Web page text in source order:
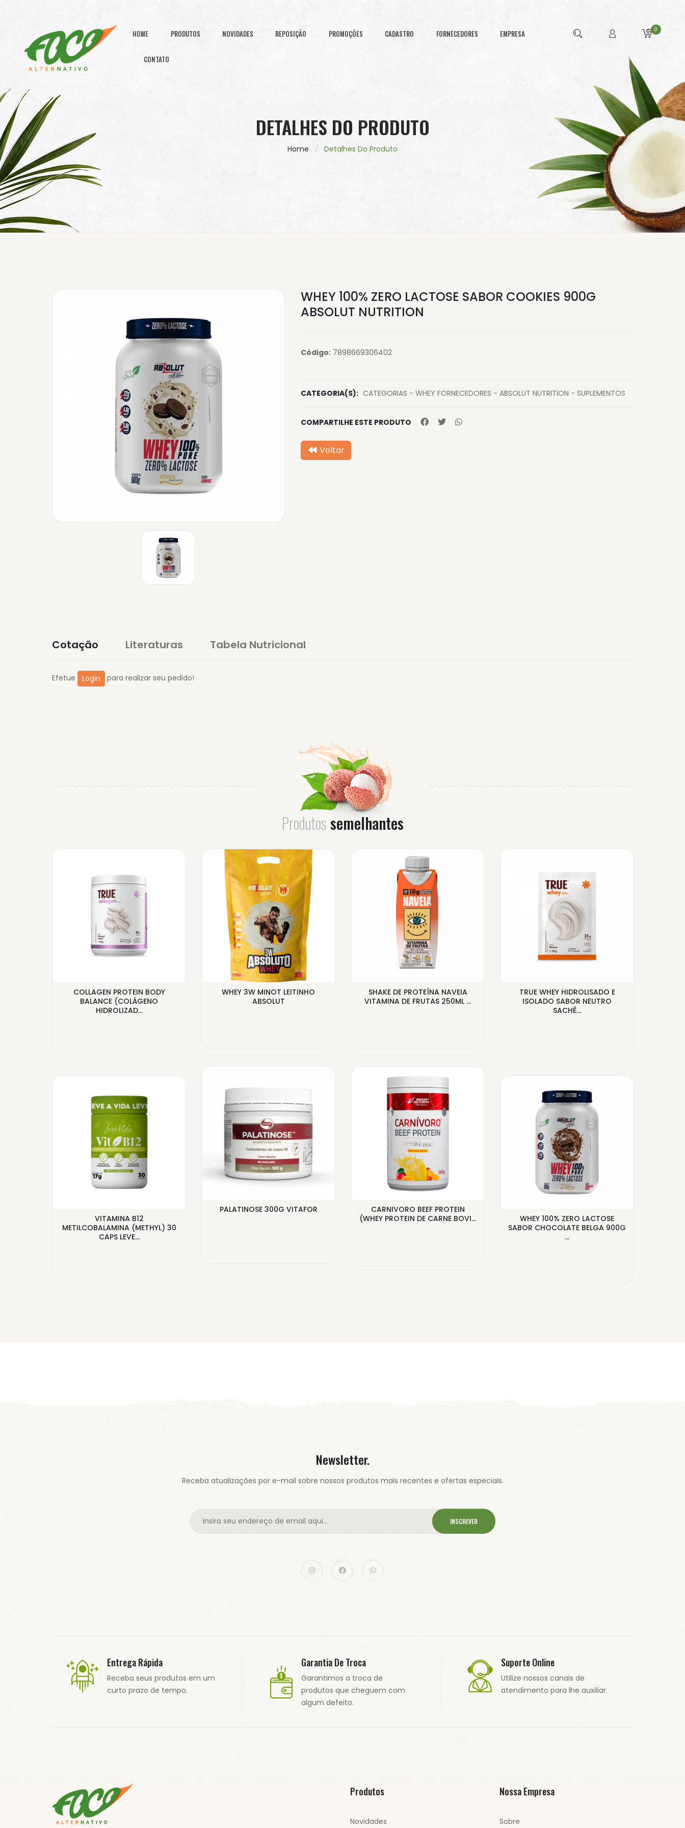
HOME PRODUTOS NOVIDADES REPOSIÇÃO PROMOÇÕES CADASTRO FORNECEDORES EMPRESA
CONTATO
0
DETALHES DO PRODUTO
Home Detalhes Do Produto
WHEY 100% ZERO LACTOSE SABOR COOKIES 900G
ABSOLUT NUTRITION
Código:7898669306402
CATEGORIA(S): CATEGORIAS - WHEY FORNECEDORES - ABSOLUT NUTRITION - SUPLEMENTOS
COMPARTILHE ESTE PRODUTO
Voltar
Cotação Literaturas Tabela Nutricional
Efetue Login para realizar seu pedido!
Produtossemelhantes
COLLAGEN PROTEIN BODY
BALANCE (COLÁGENO
HIDROLIZAD...
VITAMINA B12
METILCOBALAMINA (METHYL) 30
CAPS LEVE...
WHEY 3W MINOT LEITINHO
ABSOLUT
PALATINOSE 300G VITAFOR
SHAKE DE PROTEÍNA NAVEIA
VITAMINA DE FRUTAS 250ML ...
CARNIVORO BEEF PROTEIN
(WHEY PROTEIN DE CARNE BOVI...
TRUE WHEY HIDROLISADO E
ISOLADO SABOR NEUTRO
SACHÊ...
WHEY 100% ZERO LACTOSE
SABOR CHOCOLATE BELGA 900G
...
Newsletter.
Receba atualizações por e-mail sobre nossos produtos mais recentes e ofertas especiais.
INSCREVER
Entrega Rápida
Receba seus produtos em um
curto prazo de tempo.
Garantia De Troca
Garantimos a troca de
produtos que cheguem com
algum defeito.
Suporte Online
Utilize nossos canais de
atendimento para lhe auxiliar.
Produtos
Novidades
Nossa Empresa
Sobre